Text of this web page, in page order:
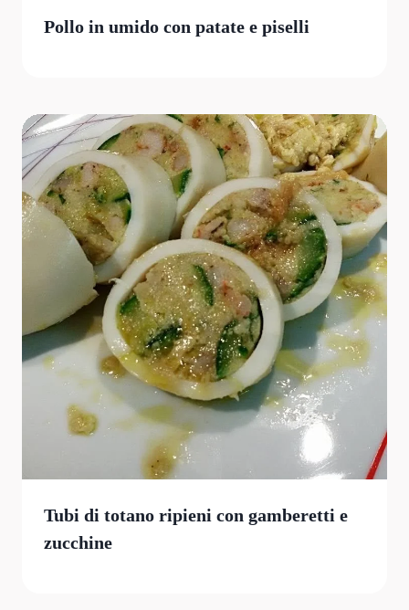
Pollo in umido con patate e piselli
Tubi di totano ripieni con gamberetti e
zucchine